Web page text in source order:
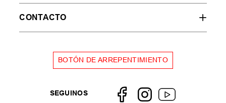
$39.999,00
Ahorrá$10.000,
$44.999,00
LOS MÁS VENDIDOS